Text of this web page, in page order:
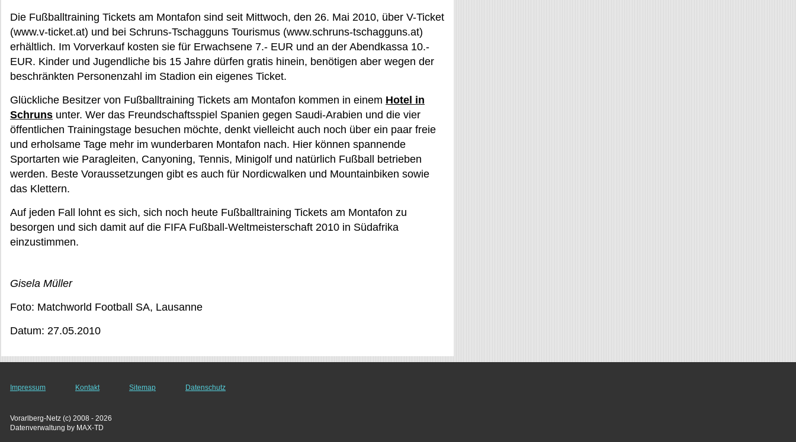
Die Fußballtraining Tickets am Montafon sind seit Mittwoch, den 26. Mai 2010, über V-Ticket
(www.v-ticket.at) und bei Schruns-Tschagguns Tourismus (www.schruns-tschagguns.at)
erhältlich. Im Vorverkauf kosten sie für Erwachsene 7.- EUR und an der Abendkassa 10.-
EUR. Kinder und Jugendliche bis 15 Jahre dürfen gratis hinein, benötigen aber wegen der
beschränkten Personenzahl im Stadion ein eigenes Ticket.
Glückliche Besitzer von Fußballtraining Tickets am Montafon kommen in einem Hotel in
Schruns unter. Wer das Freundschaftsspiel Spanien gegen Saudi-Arabien und die vier
öffentlichen Trainingstage besuchen möchte, denkt vielleicht auch noch über ein paar freie
und erholsame Tage mehr im wunderbaren Montafon nach. Hier können spannende
Sportarten wie Paragleiten, Canyoning, Tennis, Minigolf und natürlich Fußball betrieben
werden. Beste Voraussetzungen gibt es auch für Nordicwalken und Mountainbiken sowie
das Klettern.
Auf jeden Fall lohnt es sich, sich noch heute Fußballtraining Tickets am Montafon zu
besorgen und sich damit auf die FIFA Fußball-Weltmeisterschaft 2010 in Südafrika
einzustimmen.
Gisela Müller
Foto: Matchworld Football SA, Lausanne
Datum: 27.05.2010
Impressum Kontakt Sitemap Datenschutz
Vorarlberg-Netz (c) 2008 - 2026
Datenverwaltung by MAX-TD